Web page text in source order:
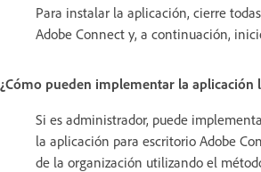
Para instalar la aplicación, cierre
Adobe Connect y, a continuación,
¿Cómo pueden implementar la aplicación
Si es administrador, puede
la aplicación para escritorio Adobe
de la organización utilizando el